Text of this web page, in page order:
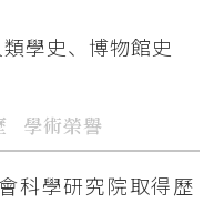
學史、博物館史
學術榮譽
科學研究院取得歷